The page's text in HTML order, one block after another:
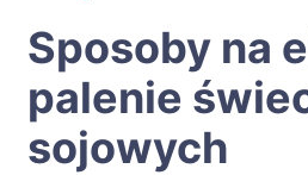
Sposoby na
palenie
sojowych